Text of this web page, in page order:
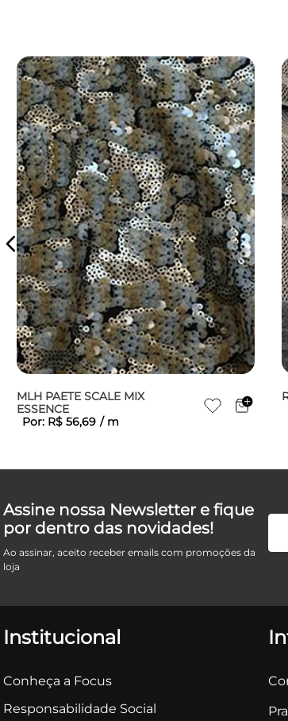
MLH PAETE SCALE MIX
ESSENCE
Por: R$ 56,69 / m
Assine nossa Newsletter e fique
por dentro das novidades!
Ao assinar, aceito receber emails com promoções da
loja
Institucional
Conheça a Focus
Responsabilidade Social